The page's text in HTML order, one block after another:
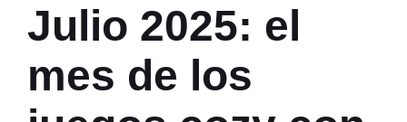
Julio 2025: el
mes de los